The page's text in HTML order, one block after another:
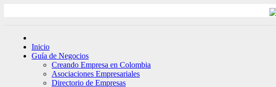
Inicio
Guía de Negocios
Creando Empresa en Colombia
Asociaciones Empresariales
Directorio de Empresas